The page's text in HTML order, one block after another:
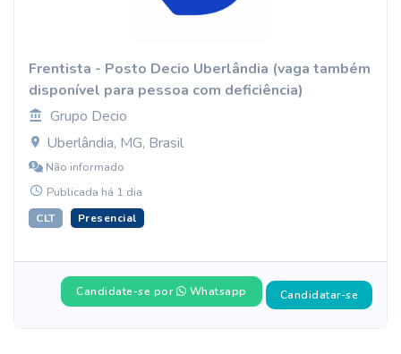
Frentista - Posto Decio Uberlândia (vaga também
disponível para pessoa com deficiência)
Grupo Decio
Uberlândia, MG, Brasil
Não informado
Publicada há 1 dia
CLT Presencial
Candidate-se por Whatsapp Candidatar-se